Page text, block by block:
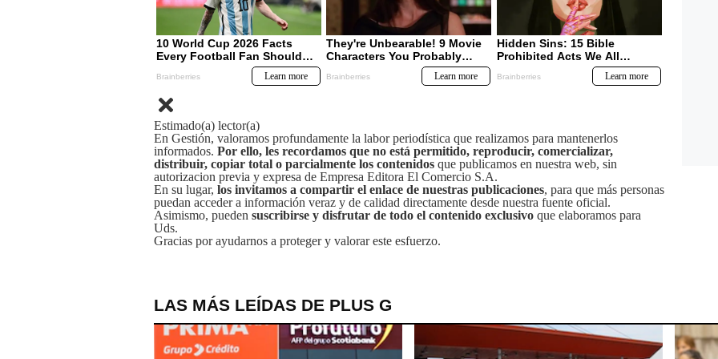
Estimado(a) lector(a)
En Gestión, valoramos profundamente la labor periodística que realizamos para mantenerlos
informados. Por ello, les recordamos que no está permitido, reproducir, comercializar,
distribuir, copiar total o parcialmente los contenidos que publicamos en nuestra web, sin
autorizacion previa y expresa de Empresa Editora El Comercio S.A.
En su lugar, los invitamos a compartir el enlace de nuestras publicaciones, para que más personas
puedan acceder a información veraz y de calidad directamente desde nuestra fuente oficial.
Asimismo, pueden suscribirse y disfrutar de todo el contenido exclusivo que elaboramos para
Uds.
Gracias por ayudarnos a proteger y valorar este esfuerzo.
LAS MÁS LEÍDAS DE PLUS G